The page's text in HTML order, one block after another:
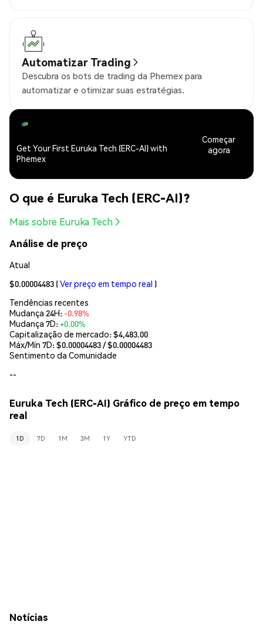
Automatizar Trading
Descubra os bots de trading da Phemex para
automatizar e otimizar suas estratégias.
Get Your First Euruka Tech (ERC-AI) with
Phemex
Começar
agora
O que é Euruka Tech (ERC-AI)?
Mais sobre Euruka Tech
Análise de preço
Atual
$0.00004483 (Ver preço em tempo real )
Tendências recentes
Mudança 24H: -0.98%
Mudança 7D:+0.00%
Capitalização de mercado:$4,483.00
Máx/Mín 7D: $0.00004483/ $0.00004483
Sentimento da Comunidade
--
Euruka Tech (ERC-AI) Gráfico de preço em tempo
real
1D 7D 1M 3M 1Y YTD
Notícias